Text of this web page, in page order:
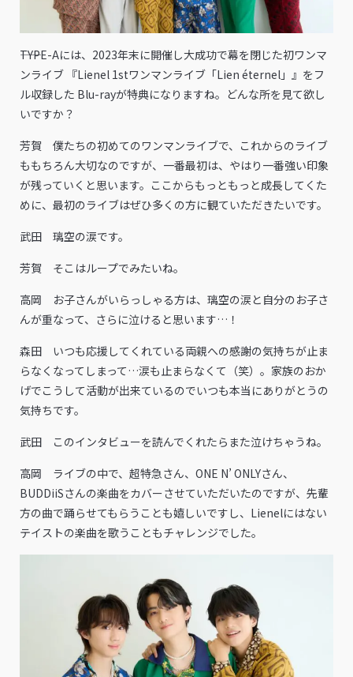
――TYPE-Aには、2023年末に開催し大成功で幕を閉じた初ワンマ
ンライブ 『Lienel 1stワンマンライブ「Lien éternel」』をフ
ル収録した Blu-rayが特典になりますね。どんな所を見て欲し
いですか？
芳賀 僕たちの初めてのワンマンライブで、これからのライブ
ももちろん大切なのですが、一番最初は、やはり一番強い印象
が残っていくと思います。ここからもっともっと成長してくた
めに、最初のライブはぜひ多くの方に観ていただきたいです。
武田 璃空の涙です。
芳賀 そこはループでみたいね。
高岡 お子さんがいらっしゃる方は、璃空の涙と自分のお子さ
んが重なって、さらに泣けると思います…！
森田 いつも応援してくれている両親への感謝の気持ちが止ま
らなくなってしまって…涙も止まらなくて（笑）。家族のおか
げでこうして活動が出来ているのでいつも本当にありがとうの
気持ちです。
武田 このインタビューを読んでくれたらまた泣けちゃうね。
高岡 ライブの中で、超特急さん、ONE N’ ONLYさん、
BUDDiiSさんの楽曲をカバーさせていただいたのですが、先輩
方の曲で踊らせてもらうことも嬉しいですし、Lienelにはない
テイストの楽曲を歌うこともチャレンジでした。